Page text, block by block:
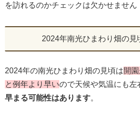
を訪れるのかチェックは欠かせません
2024年南光ひまわり畑の見
2024年の南光ひまわり畑の見頃は開
と例年より早いので天候や気温にも左
早まる可能性はあります。